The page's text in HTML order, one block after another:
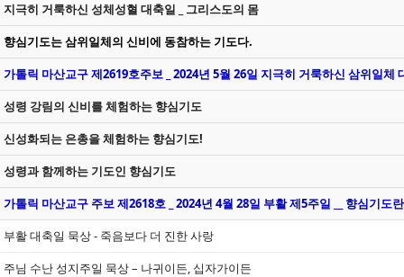
지극히 거룩하신 성체성혈 대축일 _ 그리스도의 몸
향심기도는 삼위일체의 신비에 동참하는 기도다.
가톨릭 마산교구 제2619호주보 _ 2024년 5월 26일 지극히 거룩하신 삼위일체
성령 강림의 신비를 체험하는 향심기도
신성화되는 은총을 체험하는 향심기도!
성령과 함께하는 기도인 향심기도
가톨릭 마산교구 주보 제2618호 _ 2024년 4월 28일 부활 제5주일 __ 향심기도
부활 대축일 묵상 - 죽음보다 더 진한 사랑
주님 수난 성지주일 묵상 – 나귀이든, 십자가이든